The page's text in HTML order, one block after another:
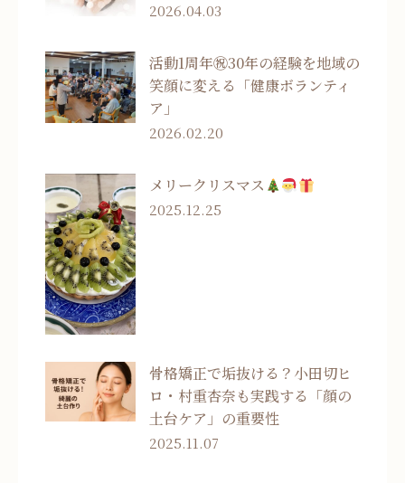
2026.04.03
活動1周年㊗30年の経験を地域の
笑顔に変える「健康ボランティ
ア」
2026.02.20
メリークリスマス
2025.12.25
骨格矯正で垢抜ける？小田切ヒ
ロ・村重杏奈も実践する「顔の
土台ケア」の重要性
2025.11.07